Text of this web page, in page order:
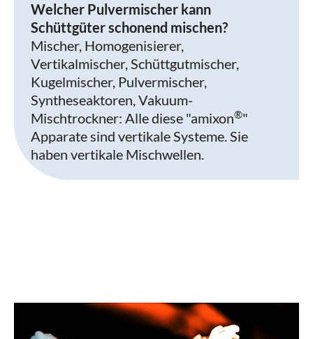
Welcher Pulvermischer kann
Schüttgüter schonend mischen?
Mischer, Homogenisierer,
Vertikalmischer, Schüttgutmischer,
Kugelmischer, Pulvermischer,
Syntheseaktoren, Vakuum-
Mischtrockner: Alle diese "amixon®"
Apparate sind vertikale Systeme. Sie
haben vertikale Mischwellen.